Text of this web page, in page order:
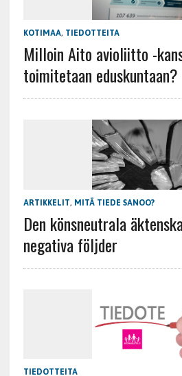
KOTIMAA, TIEDOTTEITA
Milloin Aito avioliitto -
toimitetaan eduskuntaan?
ARTIKKELIT, MITÄ TIEDE SANOO?
Den könsneutrala
negativa följder
TIEDOTTEITA